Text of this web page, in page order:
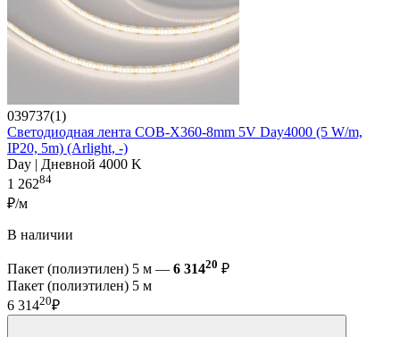
039737(1)
Светодиодная лента COB-X360-8mm 5V Day4000 (5 W/m,
IP20, 5m) (Arlight, -)
Day | Дневной 4000 K
1 26284
₽/м
В наличии
Пакет (полиэтилен) 5 м — 6 31420 ₽
Пакет (полиэтилен) 5 м
6 31420₽